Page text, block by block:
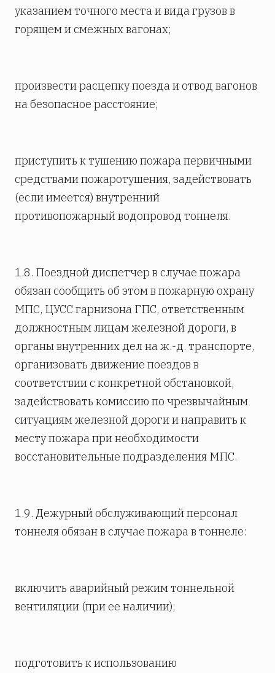
указанием точного места и вида грузов в
горящем и смежных вагонах;
произвести расцепку поезда и отвод вагонов
на безопасное расстояние;
приступить к тушению пожара первичными
средствами пожаротушения, задействовать
(если имеется) внутренний
противопожарный водопровод тоннеля.
1.8. Поездной диспетчер в случае пожара
обязан сообщить об этом в пожарную охрану
МПС, ЦУСС гарнизона ГПС, ответственным
должностным лицам железной дороги, в
органы внутренних дел на ж.-д. транспорте,
организовать движение поездов в
соответствии с конкретной обстановкой,
задействовать комиссию по чрезвычайным
ситуациям железной дороги и направить к
месту пожара при необходимости
восстановительные подразделения МПС.
1.9. Дежурный обслуживающий персонал
тоннеля обязан в случае пожара в тоннеле:
включить аварийный режим тоннельной
вентиляции (при ее наличии);
подготовить к использованию